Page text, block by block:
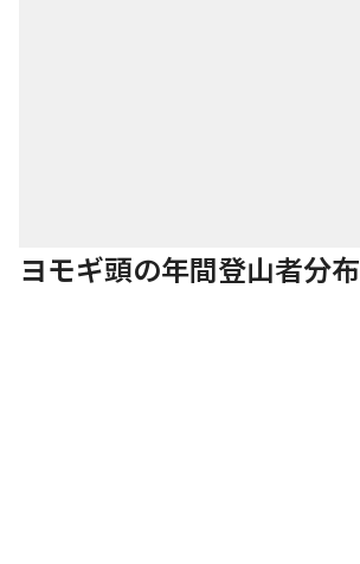
ヨモギ頭の年間登山者分布